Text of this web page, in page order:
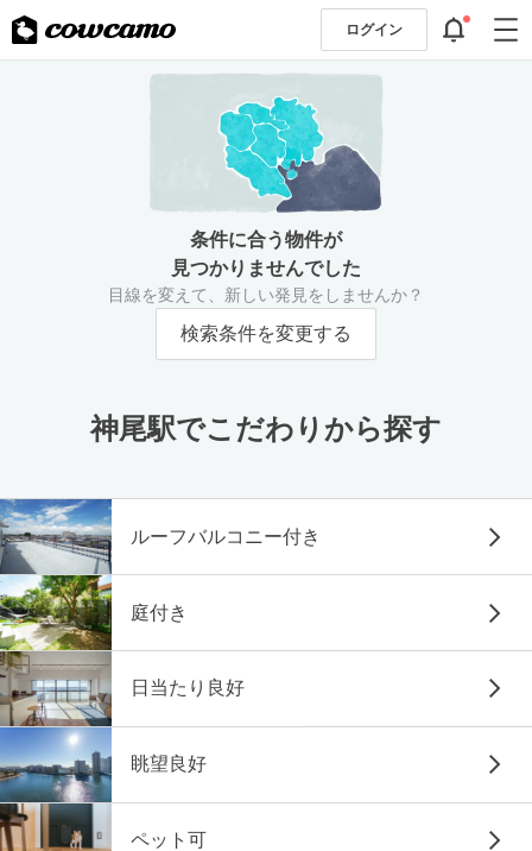
ログイン
条件に合う物件が
見つかりませんでした
目線を変えて、新しい発見をしませんか？
検索条件を変更する
神尾駅でこだわりから探す
ルーフバルコニー付き
庭付き
日当たり良好
眺望良好
ペット可